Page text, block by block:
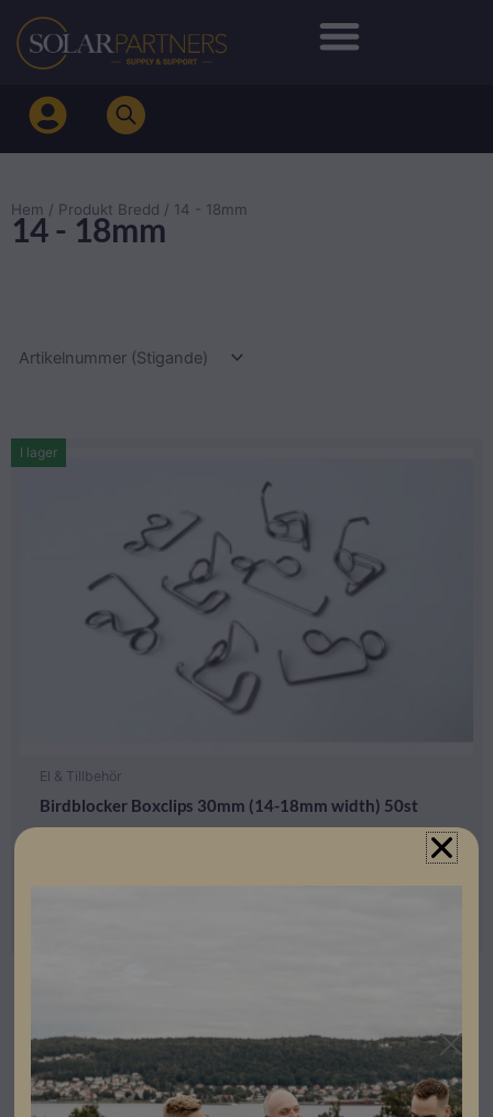
Hoppa
innehåll
Hem / Produkt Bredd / 14 - 18mm
14 - 18mm
El & Tillbehör
Birdblocker Boxclips 30mm (14-18mm width) 50st
I lager